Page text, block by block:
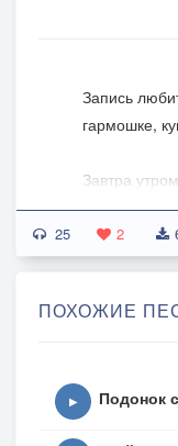
Запись
гармошке,
Завтра
Ухожу за
Поищу
Посмотрю
Я с самим
Будь всегда
25 2
ПОХОЖИЕ
▶ Подонок